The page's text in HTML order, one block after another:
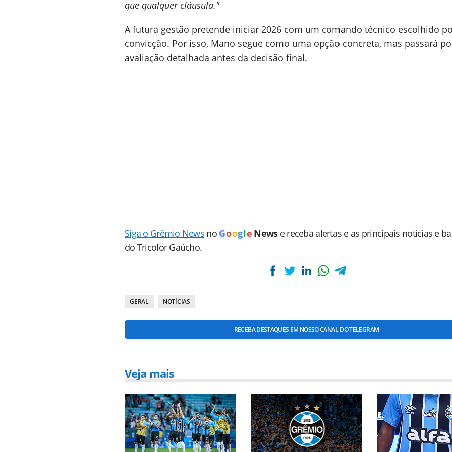
que qualquer cláusula."
A futura gestão pretende iniciar 2026 com um comando técnico escolhido
convicção. Por isso, Mano segue como uma opção concreta, mas passará
avaliação detalhada antes da decisão final.
Siga o Grêmio News no Goog le News e receba alertas e as principais notícias e
do Tricolor Gaúcho.
GERAL NOTÍCIAS
RECEBA DESTAQUES EM NOSSO CANAL DO TELEGRAM
Veja mais